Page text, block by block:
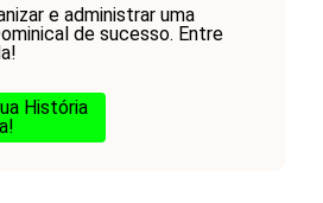
e administrar uma
de sucesso. Entre
História